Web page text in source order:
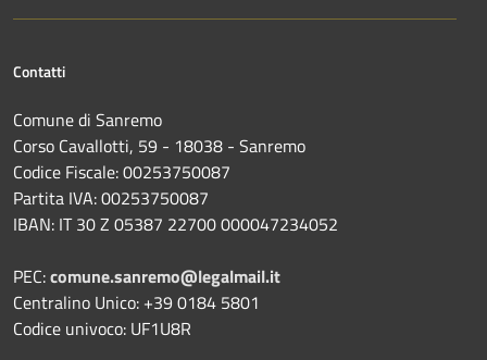
Contatti
Comune di Sanremo
Corso Cavallotti, 59 - 18038 - Sanremo
Codice Fiscale: 00253750087
Partita IVA: 00253750087
IBAN: IT 30 Z 05387 22700 000047234052
PEC:comune.sanremo@legalmail.it
Centralino Unico: +39 0184 5801
Codice univoco: UF1U8R